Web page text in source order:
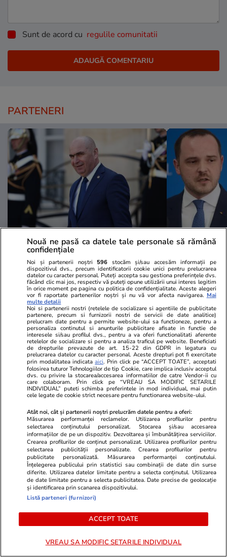
Sunt de acord cu regulile comunitatii
PARTENERI
Viva.ro
Breaking news! Decizia de ultim
moment a lui Ilie Bolojan! Tocmai
s-a produs un seism în politică.
Azi, 31.07.2026, premierul demis
a anunțat tot
Unica.ro
„Trăim
mai avem
vederea
Rogobete
este
a stârnit
GSP
GSP.RO
Luptătorul româno-austriac a
câștigat meciul și s-a trezit alături
Pagube
polivalenta
Nouă ne pasă ca datele tale personale să rămână
confidențiale
Noi și partenerii noștri 596 stocăm și/sau accesăm informații pe
dispozitivul dvs., precum identificatorii cookie unici pentru prelucrarea
datelor cu caracter personal. Puteți accepta sau gestiona preferințele dvs.
făcând clic mai jos, respectiv vă puteți opune utilizării unui interes legitim
în orice moment pe pagina cu politica de confidențialitate. Aceste alegeri
vor fi raportate partenerilor noștri și nu vă vor afecta navigarea. Mai
multe detalii
Noi si partenerii nostri (retelele de socializare si agentiile de publicitate
partenere, precum si furnizorii nostri de servicii de date analitice)
prelucram date pentru a permite website-ului sa functioneze, pentru a
personaliza continutul si anunturile publicitare afisate in functie de
interesele si/sau profilul dvs., pentru a va oferi functionalitati aferente
retelelor de socializare si pentru a analiza traficul pe website. Beneficiati
de drepturile prevazute de art. 15-22 din GDPR in legatura cu
prelucrarea datelor cu caracter personal. Aceste drepturi pot fi exercitate
prin modalitatea indicataaici. Prin click pe “ACCEPT TOATE”, acceptati
folosirea tuturor Tehnologiilor de tip Cookie, care implica inclusiv acceptul
dvs. cu privire la stocarea/accesarea informatiilor de catre Vendor-ii cu
care colaboram. Prin click pe “VREAU SA MODIFIC SETARILE
INDIVIDUAL” puteti schimba preferintele in mod individual, mai putin
cele legate de cookie strict necesare pentru functionarea website-ului.
Atât noi, cât și partenerii noștri prelucrăm datele pentru a oferi:
Măsurarea performanței reclamelor. Utilizarea profilurilor pentru
selectarea conținutului personalizat. Stocarea și/sau accesarea
informațiilor de pe un dispozitiv. Dezvoltarea și îmbunătățirea serviciilor.
Crearea profilurilor de conținut personalizat. Utilizarea profilurilor pentru
selectarea publicității personalizate. Crearea profilurilor pentru
publicitate personalizată. Măsurarea performanței conținutului.
Înțelegerea publicului prin statistici sau combinații de date din surse
diferite. Utilizarea datelor limitate pentru a selecta conținutul. Utilizarea
de date limitate pentru a selecta publicitatea. Date precise de geolocație
și identificarea prin scanarea dispozitivului.
Listă parteneri (furnizori)
ACCEPT TOATE
VREAU SA MODIFIC SETARILE INDIVIDUAL